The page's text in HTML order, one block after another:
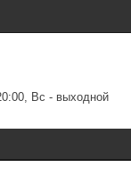
Вс - выходной